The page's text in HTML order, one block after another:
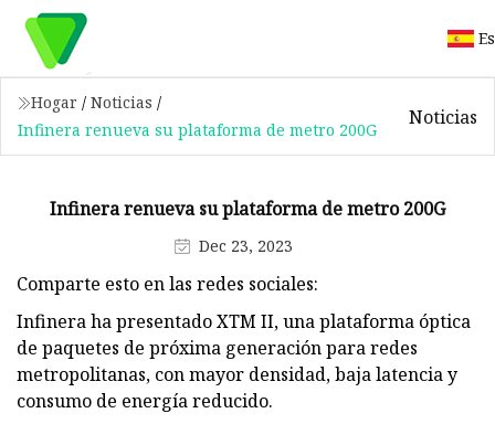
Hogar / Noticias /
Infinera renueva su plataforma de metro 200G
Noticias
Infinera renueva su plataforma de metro 200G
Dec 23, 2023
Comparte esto en las redes sociales:
Infinera ha presentado XTM II, una plataforma óptica
de paquetes de próxima generación para redes
metropolitanas, con mayor densidad, baja latencia y
consumo de energía reducido.